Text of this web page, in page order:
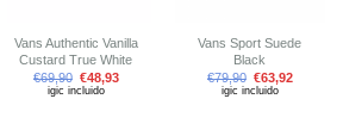
Vans Authentic Vanilla
Custard True White
€69,90 €48,93
igic incluido
Vans Sport Suede
Black
€79,90 €63,92
igic incluido